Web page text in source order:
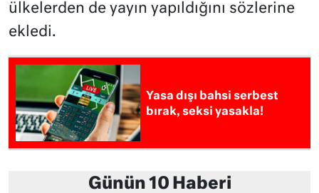
ülkelerden de yayın yapıldığını sözlerine
ekledi.
Yasa dışı bahsi serbest
bırak, seksi yasakla!
Günün 10 Haberi